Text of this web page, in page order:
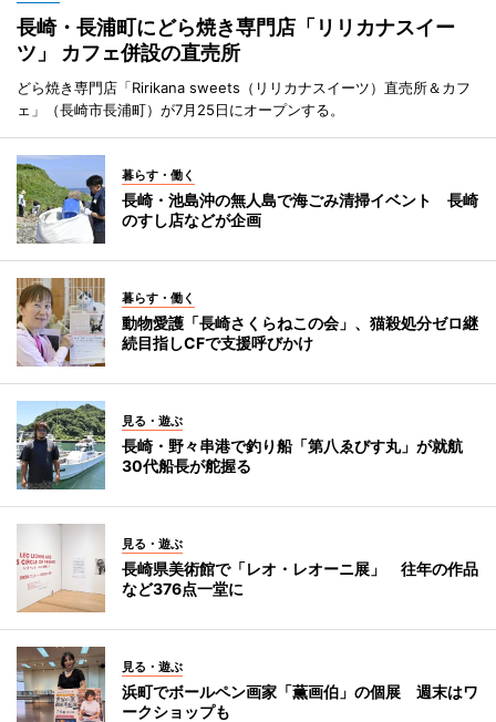
長崎・長浦町にどら焼き専門店「リリカナスイー
ツ」 カフェ併設の直売所
どら焼き専門店「Ririkana sweets（リリカナスイーツ）直売所＆カフ
ェ」（長崎市長浦町）が7月25日にオープンする。
暮らす・働く
長崎・池島沖の無人島で海ごみ清掃イベント 長崎
のすし店などが企画
暮らす・働く
動物愛護「長崎さくらねこの会」、猫殺処分ゼロ継
続目指しCFで支援呼びかけ
見る・遊ぶ
長崎・野々串港で釣り船「第八ゑびす丸」が就航
30代船長が舵握る
見る・遊ぶ
長崎県美術館で「レオ・レオーニ展」 往年の作品
など376点一堂に
見る・遊ぶ
浜町でボールペン画家「薫画伯」の個展 週末はワ
ークショップも